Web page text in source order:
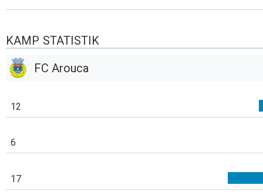
KAMP STATISTIK
FC Arouca
12
6
17